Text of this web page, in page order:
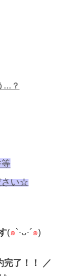
…？
さい☆
(๑`·ᴗ·´๑)
了！！
／